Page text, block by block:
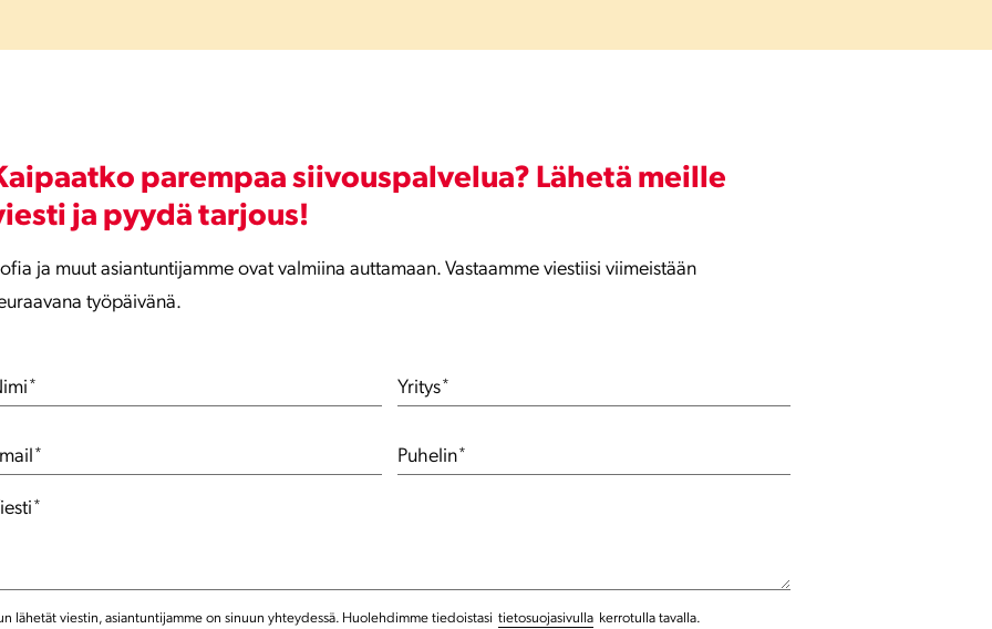
parempaa siivouspalvelua? Lähetä meille
ja pyydä tarjous!
ja muut asiantuntijamme ovat valmiina auttamaan. Vastaamme viestiisi viimeistään
työpäivänä.
* Yritys*
* Puhelin*
*
lähetät viestin, asiantuntijamme on sinuun yhteydessä. Huolehdimme tiedoistasi tietosuojasivulla kerrotulla tavalla.